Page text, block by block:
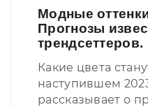
Модные
Прогнозы
трендсеттеров.
Какие цвета
наступившем
рассказывает о